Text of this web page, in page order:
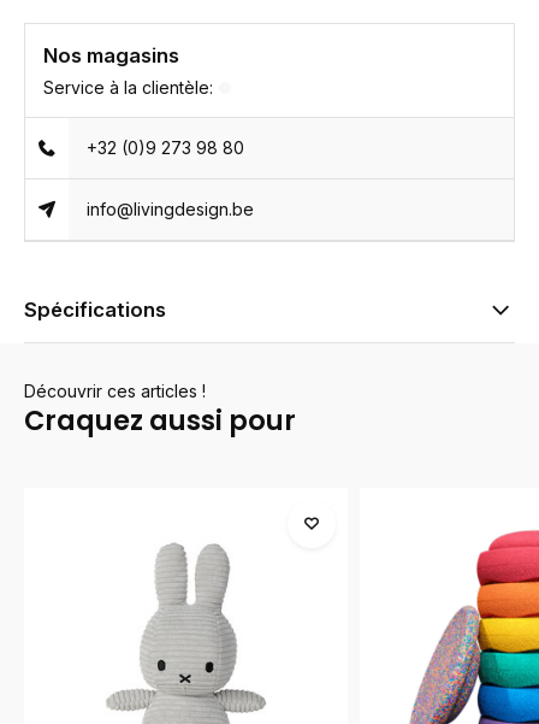
Nos magasins
Service à la clientèle:
+32 (0)9 273 98 80
info@livingdesign.be
Spécifications
Découvrir ces articles !
Craquez aussi pour